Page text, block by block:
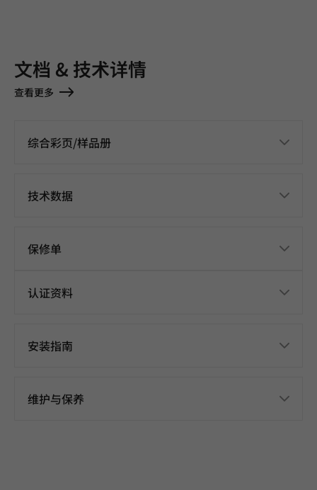
文档 & 技术详情
查看更多
综合彩页/样品册
技术数据
保修单
认证资料
安装指南
维护与保养